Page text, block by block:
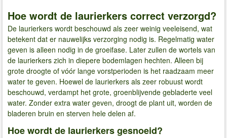
Hoe wordt de laurierkers correct verzorgd?
De laurierkers wordt beschouwd als zeer weinig veeleisend, wat
betekent dat er nauwelijks verzorging nodig is. Regelmatig water
geven is alleen nodig in de groeifase. Later zullen de wortels van
de laurierkers zich in diepere bodemlagen hechten. Alleen bij
grote droogte of vóór lange vorstperioden is het raadzaam meer
water te geven. Hoewel de laurierkers als zeer robuust wordt
beschouwd, verdampt het grote, groenblijvende gebladerte veel
water. Zonder extra water geven, droogt de plant uit, worden de
bladeren bruin en sterven hele delen af.
Hoe wordt de laurierkers gesnoeid?